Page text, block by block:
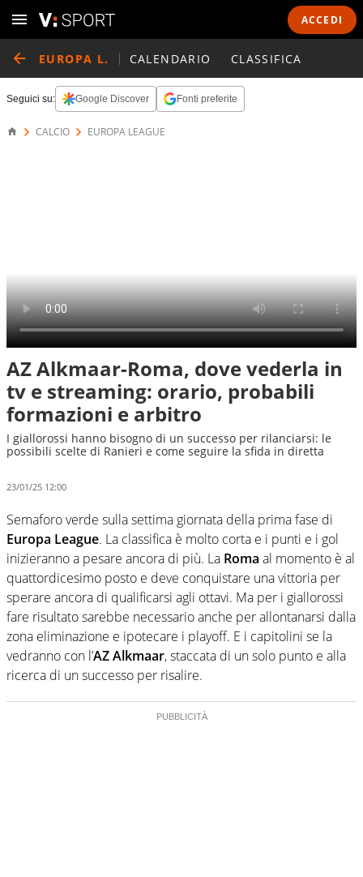
ACCEDI
EUROPA L. CALENDARIO CLASSIFICA
Seguici su: Google Discover Fonti preferite
CALCIO EUROPA LEAGUE
AZ Alkmaar-Roma, dove vederla in
tv e streaming: orario, probabili
formazioni e arbitro
I giallorossi hanno bisogno di un successo per rilanciarsi: le
possibili scelte di Ranieri e come seguire la sfida in diretta
23/01/25 12:00
Semaforo verde sulla settima giornata della prima fase di
Europa League. La classifica è molto corta e i punti e i gol
inizieranno a pesare ancora di più. La Roma al momento è al
quattordicesimo posto e deve conquistare una vittoria per
sperare ancora di qualificarsi agli ottavi. Ma per i giallorossi
fare risultato sarebbe necessario anche per allontanarsi dalla
zona eliminazione e ipotecare i playoff. E i capitolini se la
vedranno con l’AZ Alkmaar, staccata di un solo punto e alla
ricerca di un successo per risalire.